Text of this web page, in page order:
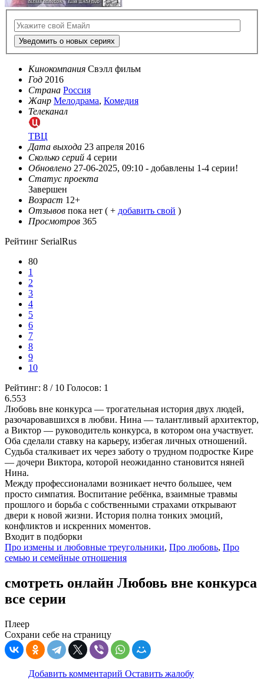
Уведомить о новых сериях
Кинокомпания Свэлл фильм
Год 2016
Страна Россия
Жанр Мелодрама, Комедия
Телеканал
ТВЦ
Дата выхода 23 апреля 2016
Сколько серий 4 серии
Обновлено 27-06-2025, 09:10 - добавлены 1-4 серии!
Статус проекта
Завершен
Возраст 12+
Отзывов пока нет ( + добавить свой )
Просмотров 365
Рейтинг SerialRus
80
1
2
3
4
5
6
7
8
9
10
Рейтинг: 8 / 10 Голосов: 1
6.553
Любовь вне конкурса — трогательная история двух людей,
разочаровавшихся в любви. Нина — талантливый архитектор,
а Виктор — руководитель конкурса, в котором она участвует.
Оба сделали ставку на карьеру, избегая личных отношений.
Судьба сталкивает их через заботу о трудном подростке Кире
— дочери Виктора, которой неожиданно становится няней
Нина.
Между профессионалами возникает нечто большее, чем
просто симпатия. Воспитание ребёнка, взаимные травмы
прошлого и борьба с собственными страхами открывают
двери к новой жизни. История полна тонких эмоций,
конфликтов и искренних моментов.
Входит в подборки
Про измены и любовные треугольники, Про любовь, Про
семью и семейные отношения
смотреть онлайн Любовь вне конкурса
все серии
Плеер
Сохрани себе на страницу
Добавить комментарий Оставить жалобу